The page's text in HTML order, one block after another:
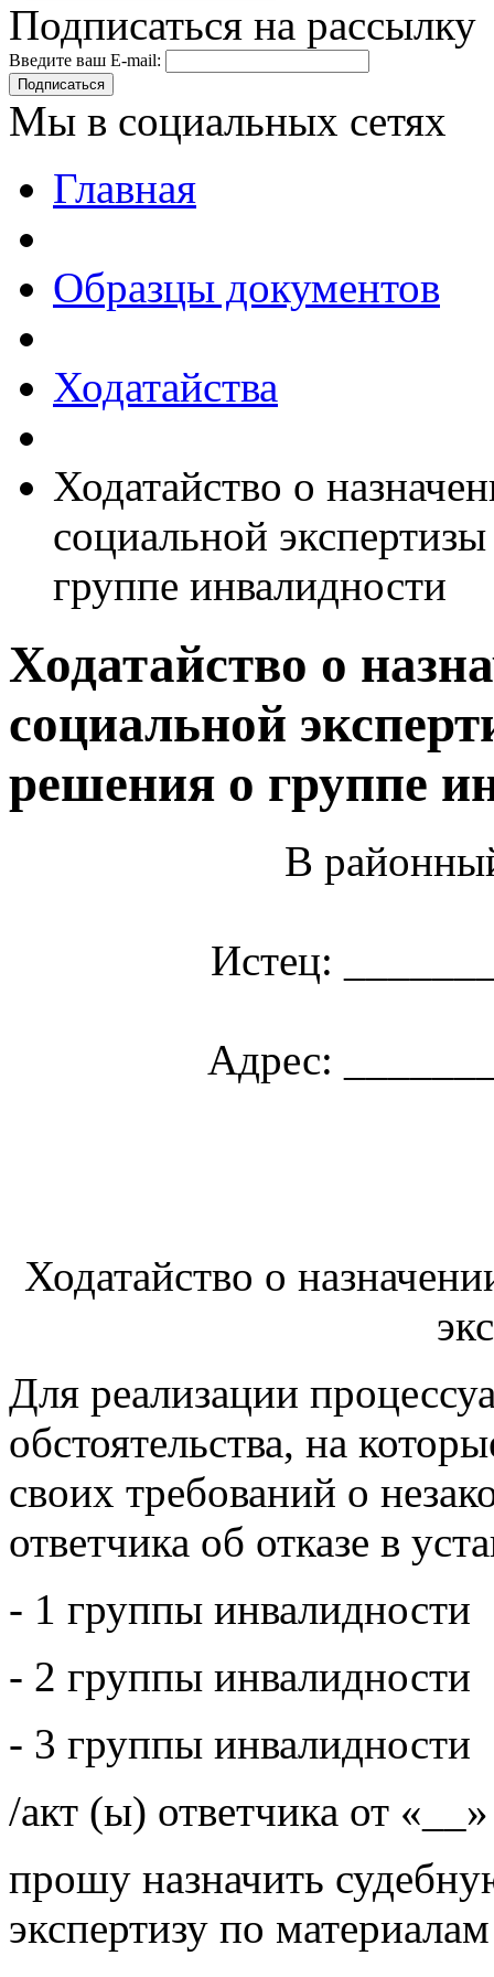
Подписаться на рассылку
Введите ваш E-mail:
Подписаться
Мы в социальных сетях
Главная
Образцы документов
Ходатайства
Ходатайство о
социальной
группе инвалидности
Ходатайство о
социальной
решения о группе
В
Истец:
Адрес:
Ходатайство о
Для реализации
обстоятельства, на
своих требований о
ответчика об отказе в
- 1 группы инвалидности
- 2 группы инвалидности
- 3 группы инвалидности
/акт (ы) ответчика от
прошу назначить
экспертизу по